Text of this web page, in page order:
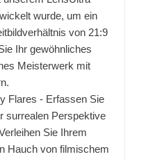
wurde, um ein
von 21:9
Ihr gewöhnliches
Meisterwerk mit
Flares - Erfassen Sie
surrealen Perspektive
Sie Ihrem
Hauch von filmischem